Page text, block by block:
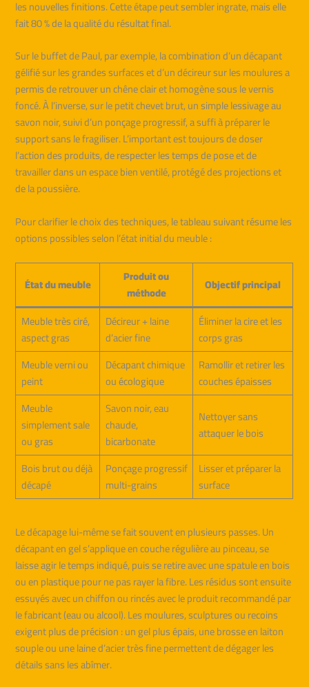
les nouvelles finitions. Cette étape peut sembler ingrate, mais elle
fait 80 % de la qualité du résultat final.
Sur le buffet de Paul, par exemple, la combination d’un décapant
gélifié sur les grandes surfaces et d’un décireur sur les moulures a
permis de retrouver un chêne clair et homogène sous le vernis
foncé. À l’inverse, sur le petit chevet brut, un simple lessivage au
savon noir, suivi d’un ponçage progressif, a suffi à préparer le
support sans le fragiliser. L’important est toujours de doser
l’action des produits, de respecter les temps de pose et de
travailler dans un espace bien ventilé, protégé des projections et
de la poussière.
Pour clarifier le choix des techniques, le tableau suivant résume les
options possibles selon l’état initial du meuble :
État du meuble
Produit ou
méthode
Objectif principal
Meuble très ciré,
aspect gras
Décireur + laine
d’acier fine
Éliminer la cire et les
corps gras
Meuble verni ou
peint
Décapant chimique
ou écologique
Ramollir et retirer les
couches épaisses
Meuble
simplement sale
ou gras
Savon noir, eau
chaude,
bicarbonate
Nettoyer sans
attaquer le bois
Bois brut ou déjà
décapé
Ponçage progressif
multi-grains
Lisser et préparer la
surface
Le décapage lui-même se fait souvent en plusieurs passes. Un
décapant en gel s’applique en couche régulière au pinceau, se
laisse agir le temps indiqué, puis se retire avec une spatule en bois
ou en plastique pour ne pas rayer la fibre. Les résidus sont ensuite
essuyés avec un chiffon ou rincés avec le produit recommandé par
le fabricant (eau ou alcool). Les moulures, sculptures ou recoins
exigent plus de précision : un gel plus épais, une brosse en laiton
souple ou une laine d’acier très fine permettent de dégager les
détails sans les abîmer.